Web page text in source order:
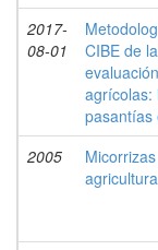
2017-
08-01
CIBE de
agrícolas:
pasantías
2005